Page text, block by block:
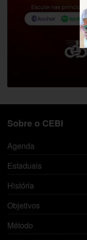
Sobre o CEBI
Agenda
Estaduais
História
Objetivos
Método